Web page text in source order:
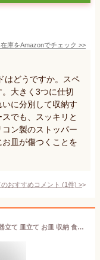
庫をAmazonでチェック >>
はどうですか。スペ
大きく3つに仕切
に分別して収納す
でも、スッキリと
ン製のストッパー
皿が傷つくことを
おすすめコメント (1件) >
ディッシュスタンド ディッシュラック 食器立て 皿立て お皿 収納 食器 収納 食器棚 キッチン 台所 引き出し内 シンク下 食器棚下 伸縮調節可能 抗菌 ブラック HOGAWAY